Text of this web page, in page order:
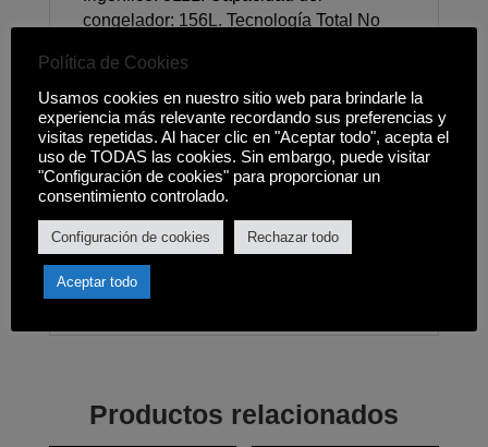
congelador: 156L. Tecnología Total No
control y funciones: Display Externo,
Función Súper Refrigeración, Función
Súper Congelación, Función Vacaciones,
Alarma de Puerta abierta, Bloqueo de
Panel. Compartimentos Frigorífico: 2+1
Estantes, 2 Fresh Box (cajón standar), 6
Compartimentos en puerta.
Compartimentos Congelador: 4 + 2
Baldas. Medidas (alto x ancho x fondo):
1815 x 833 x 650mm.
Productos relacionados
Política de Cookies
Usamos cookies en nuestro sitio web para brindarle la
experiencia más relevante recordando sus preferencias y
visitas repetidas. Al hacer clic en "Aceptar todo", acepta el
uso de TODAS las cookies. Sin embargo, puede visitar
"Configuración de cookies" para proporcionar un
consentimiento controlado.
Configuración de cookies Rechazar todo
Aceptar todo